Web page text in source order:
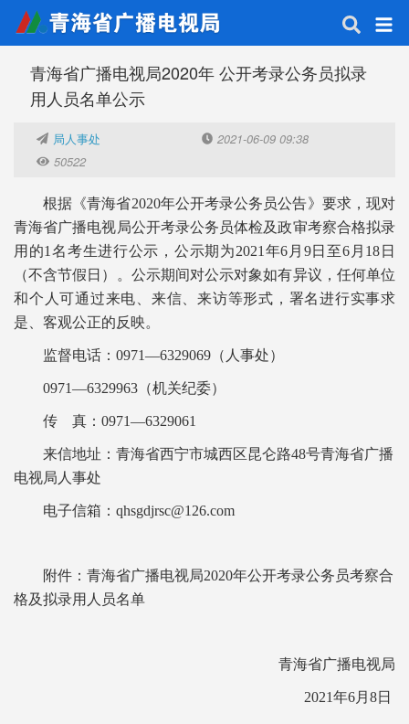
青海省广播电视局2020年 公开考录公务员拟录
用人员名单公示
局人事处
2021-06-09 09:38
50522
根据《青海省2020年公开考录公务员公告》要求，现对
青海省广播电视局公开考录公务员体检及政审考察合格拟录
用的1名考生进行公示，公示期为2021年6月9日至6月18日
（不含节假日）。公示期间对公示对象如有异议，任何单位
和个人可通过来电、来信、来访等形式，署名进行实事求
是、客观公正的反映。
监督电话：0971—6329069（人事处）
0971—6329963（机关纪委）
传 真：0971—6329061
来信地址：青海省西宁市城西区昆仑路48号青海省广播
电视局人事处
电子信箱： qhsgdjrsc@126.com
附件：青海省广播电视局2020年公开考录公务员考察合
格及拟录用人员名单
青海省广播电视局
2021年6月8日